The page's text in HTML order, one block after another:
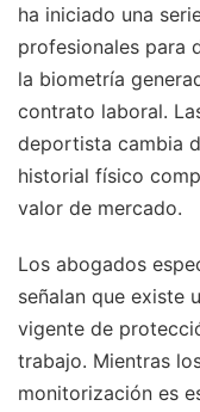
ha iniciado una
profesionales para
la biometría
contrato laboral.
deportista cambia
historial físico
valor de mercado.
Los abogados
señalan que existe
vigente de
trabajo. Mientras
monitorización es